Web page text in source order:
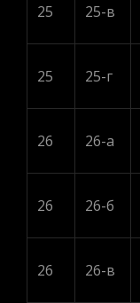
25 25-в
25 25-г
26 26-а
26 26-б
26 26-в